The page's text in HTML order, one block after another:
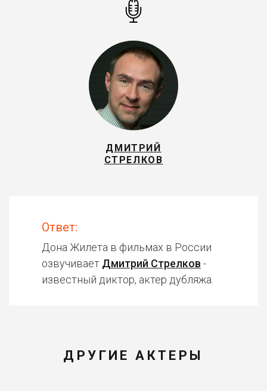
ДМИТРИЙ
СТРЕЛКОВ
Ответ:
Дона Жилета в фильмах в России
озвучивает Дмитрий Стрелков -
известный диктор, актер дубляжа.
ДРУГИЕ АКТЕРЫ